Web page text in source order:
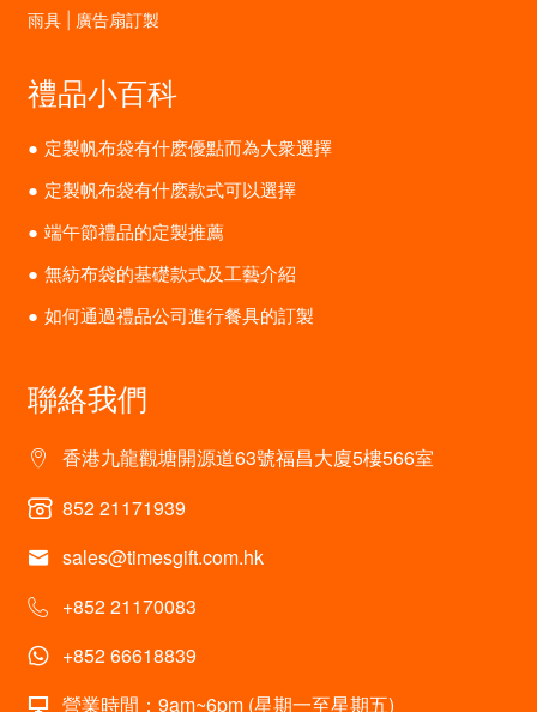
雨具 | 廣告扇訂製
禮品小百科
定製帆布袋有什麽優點而為大衆選擇
定製帆布袋有什麽款式可以選擇
端午節禮品的定製推薦
無紡布袋的基礎款式及工藝介紹
如何通過禮品公司進行餐具的訂製
聯絡我們
香港九龍觀塘開源道63號福昌大廈5樓566室
852 21171939
sales@timesgift.com.hk
+852 21170083
+852 66618839
營業時間：9am~6pm (星期一至星期五)